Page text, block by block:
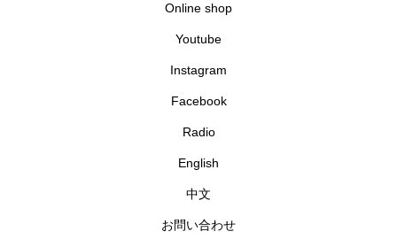
Online shop
Youtube
Instagram
Facebook
Radio
English
中文
お問い合わせ